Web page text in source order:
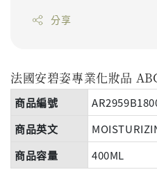
分享
法國安碧姿專業化妝品
商品編號
商品英文
商品容量
400ML